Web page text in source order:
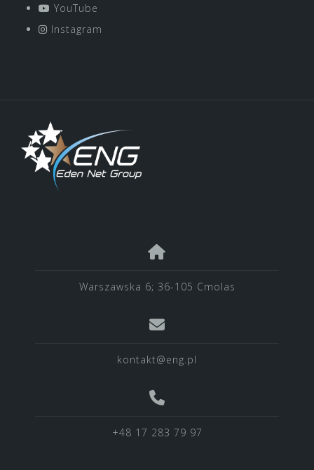
YouTube
Instagram
Warszawska 6; 36-105 Cmolas
kontakt@eng.pl
+48 17 283 79 97